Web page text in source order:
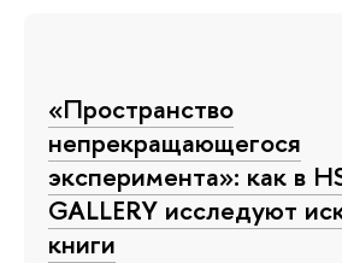
«Пространство
непрекращающегося
эксперимента»: как в
GALLERY исследуют
книги